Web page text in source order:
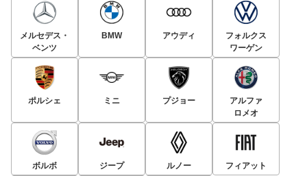
メルセデス・
ベンツ
BMW アウディ
フォルクス
ワーゲン
ポルシェ ミニ プジョー
アルファ
ロメオ
ボルボ ジープ ルノー フィアット